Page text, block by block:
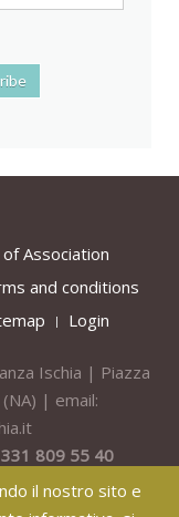
Association
and conditions
Login
Ischia | Piazza
(NA) | email:
809 55 40
il nostro sito e